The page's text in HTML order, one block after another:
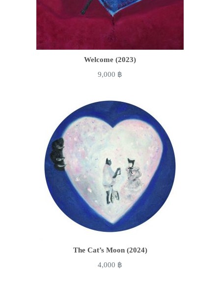
Welcome (2023)
9,000 ฿
The Cat’s Moon (2024)
4,000 ฿